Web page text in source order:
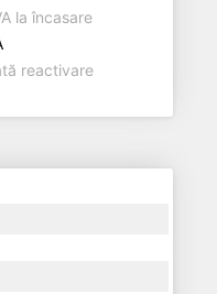
la încasare
reactivare